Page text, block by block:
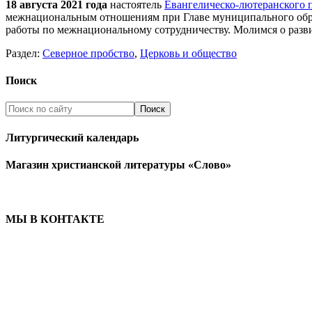
18 августа 2021 года настоятель Евангелическо-лютеранского
межнациональным отношениям при Главе муниципального
работы по межнациональному сотрудничеству. Молимся о
Раздел: Северное пробство, Церковь и общество
Поиск
Литургический календарь
Магазин христианской литературы «Слово»
МЫ В КОНТАКТЕ